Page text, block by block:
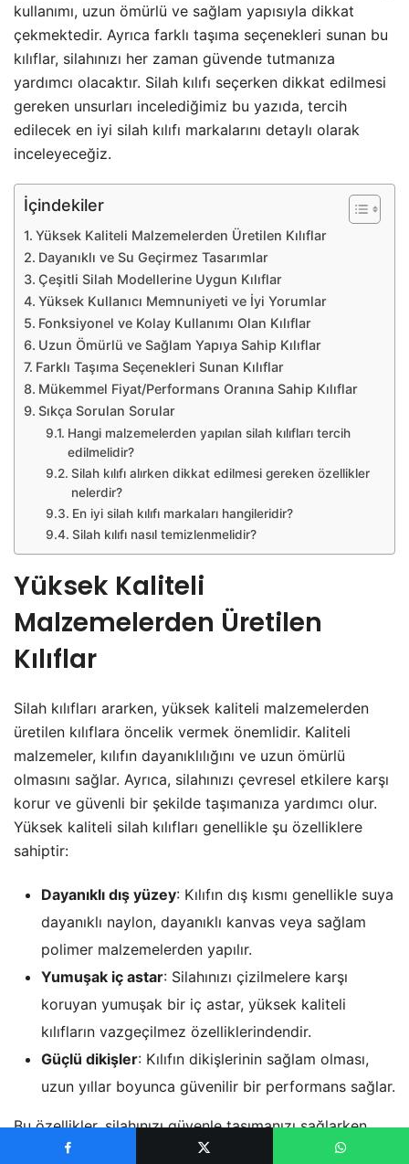
kullanımı, uzun ömürlü ve sağlam yapısıyla dikkat
çekmektedir. Ayrıca farklı taşıma seçenekleri sunan bu
kılıflar, silahınızı her zaman güvende tutmanıza
yardımcı olacaktır. Silah kılıfı seçerken dikkat edilmesi
gereken unsurları incelediğimiz bu yazıda, tercih
edilecek en iyi silah kılıfı markalarını detaylı olarak
inceleyeceğiz.
İçindekiler
Yüksek Kaliteli Malzemelerden Üretilen Kılıflar
Dayanıklı ve Su Geçirmez Tasarımlar
Çeşitli Silah Modellerine Uygun Kılıflar
Yüksek Kullanıcı Memnuniyeti ve İyi Yorumlar
Fonksiyonel ve Kolay Kullanımı Olan Kılıflar
Uzun Ömürlü ve Sağlam Yapıya Sahip Kılıflar
Farklı Taşıma Seçenekleri Sunan Kılıflar
Mükemmel Fiyat/Performans Oranına Sahip Kılıflar
Sıkça Sorulan Sorular
Hangi malzemelerden yapılan silah kılıfları tercih
edilmelidir?
Silah kılıfı alırken dikkat edilmesi gereken özellikler
nelerdir?
En iyi silah kılıfı markaları hangileridir?
Silah kılıfı nasıl temizlenmelidir?
Yüksek Kaliteli
Malzemelerden Üretilen
Kılıflar
Silah kılıfları ararken, yüksek kaliteli malzemelerden
üretilen kılıflara öncelik vermek önemlidir. Kaliteli
malzemeler, kılıfın dayanıklılığını ve uzun ömürlü
olmasını sağlar. Ayrıca, silahınızı çevresel etkilere karşı
korur ve güvenli bir şekilde taşımanıza yardımcı olur.
Yüksek kaliteli silah kılıfları genellikle şu özelliklere
sahiptir:
Dayanıklı dış yüzey: Kılıfın dış kısmı genellikle suya
dayanıklı naylon, dayanıklı kanvas veya sağlam
polimer malzemelerden yapılır.
Yumuşak iç astar: Silahınızı çizilmelere karşı
koruyan yumuşak bir iç astar, yüksek kaliteli
kılıfların vazgeçilmez özelliklerindendir.
Güçlü dikişler: Kılıfın dikişlerinin sağlam olması,
uzun yıllar boyunca güvenilir bir performans sağlar.
Bu özellikler, silahınızı güvenle taşımanızı sağlarken
aynı zamanda uzun ömürlü bir yatırım yapmanızı